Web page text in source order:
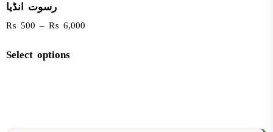
رسوت انڈیا
₨ 500 – ₨ 6,000
Select options